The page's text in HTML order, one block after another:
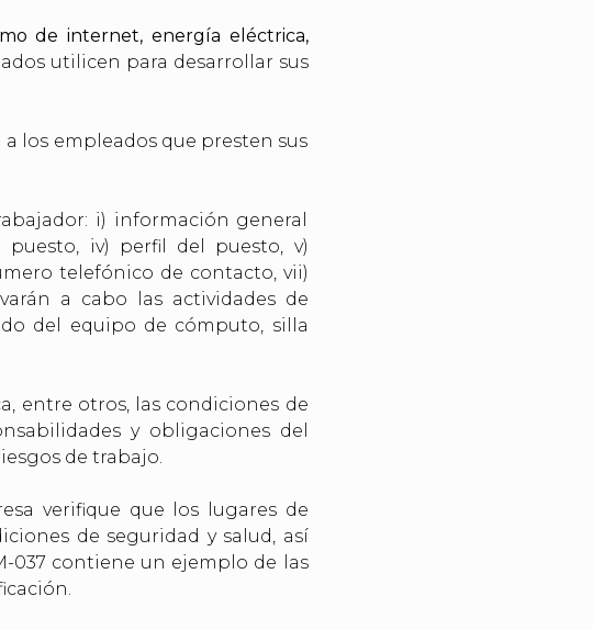
de internet, energía eléctrica,
utilicen para desarrollar sus
los empleados que presten sus
i) información general
puesto, iv) perfil del puesto, v)
telefónico de contacto, vii)
a cabo las actividades de
del equipo de cómputo, silla
entre otros, las condiciones de
y obligaciones del
de trabajo.
verifique que los lugares de
de seguridad y salud, así
037 contiene un ejemplo de las